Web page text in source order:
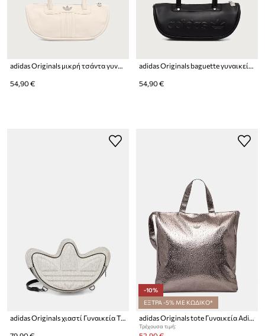
adidas Originals μικρή τσάντα γυναικεία Bowling Bag
54,90 €
adidas Originals baguette γυναικεία από απομίμηση δέρματος
54,90 €
adidas Originals χιαστί Γυναικεία Trefoil
-10%
ΕΞΤΡΑ -5% ΜΕ ΚΩΔΙΚΟ*
adidas Originals tote Γυναικεία Adicolor
Τρέχουσα τιμή: